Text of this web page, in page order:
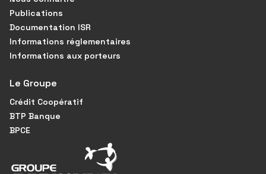
Publications
Documentation ISR
Informations réglementaires
Informations aux porteurs
Le Groupe
Crédit Coopératif
BTP Banque
BPCE